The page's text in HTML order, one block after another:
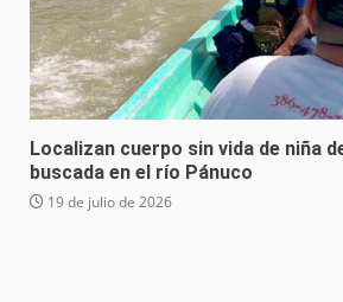
Localizan cuerpo sin vida de niña
buscada en el río Pánuco
19 de julio de 2026